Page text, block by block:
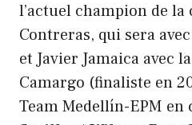
l’actuel champion de la
Contreras, qui sera
et Javier Jamaica avec
Camargo (finaliste en
Team Medellín-EPM en